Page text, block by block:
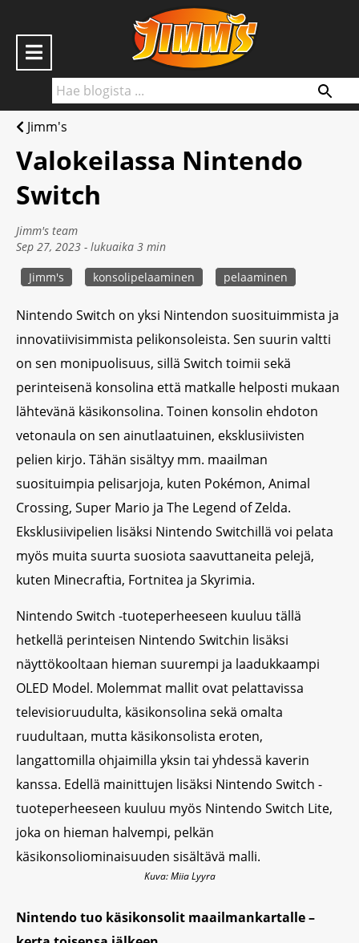
t
Behind the scenes
Jimm’s B2B
Jimm’s verkkokauppaan
Jimm's
Valokeilassa Nintendo
Switch
Jimm's team
Sep 27, 2023 - lukuaika 3 min
Jimm's
konsolipelaaminen pelaaminen
Nintendo Switch on yksi Nintendon suosituimmista ja
innovatiivisimmista pelikonsoleista. Sen suurin valtti
on sen monipuolisuus, sillä Switch toimii sekä
perinteisenä konsolina että matkalle helposti mukaan
lähtevänä käsikonsolina. Toinen konsolin ehdoton
vetonaula on sen ainutlaatuinen, eksklusiivisten
pelien kirjo. Tähän sisältyy mm. maailman
suosituimpia pelisarjoja, kuten Pokémon, Animal
Crossing, Super Mario ja The Legend of Zelda.
Eksklusiivipelien lisäksi Nintendo Switchillä voi pelata
myös muita suurta suosiota saavuttaneita pelejä,
kuten Minecraftia, Fortnitea ja Skyrimia.
Nintendo Switch -tuoteperheeseen kuuluu tällä
hetkellä perinteisen Nintendo Switchin lisäksi
näyttökooltaan hieman suurempi ja laadukkaampi
OLED Model. Molemmat mallit ovat pelattavissa
televisioruudulta, käsikonsolina sekä omalta
ruudultaan, mutta käsikonsolista eroten,
langattomilla ohjaimilla yksin tai yhdessä kaverin
kanssa. Edellä mainittujen lisäksi Nintendo Switch -
tuoteperheeseen kuuluu myös Nintendo Switch Lite,
joka on hieman halvempi, pelkän
käsikonsoliominaisuuden sisältävä malli.
Kuva: Miia Lyyra
Nintendo tuo käsikonsolit maailmankartalle –